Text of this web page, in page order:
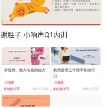
谢胜子 小响声Q1内训